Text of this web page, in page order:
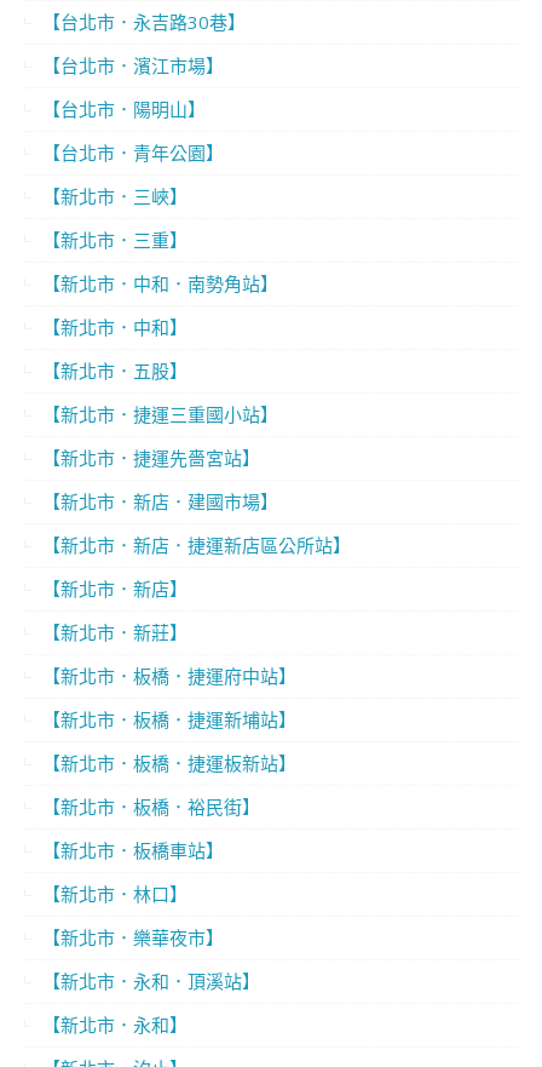
【台北市．永吉路30巷】
【台北市．濱江市場】
【台北市．陽明山】
【台北市．青年公園】
【新北市．三峽】
【新北市．三重】
【新北市．中和．南勢角站】
【新北市．中和】
【新北市．五股】
【新北市．捷運三重國小站】
【新北市．捷運先嗇宮站】
【新北市．新店．建國市場】
【新北市．新店．捷運新店區公所站】
【新北市．新店】
【新北市．新莊】
【新北市．板橋．捷運府中站】
【新北市．板橋．捷運新埔站】
【新北市．板橋．捷運板新站】
【新北市．板橋．裕民街】
【新北市．板橋車站】
【新北市．林口】
【新北市．樂華夜市】
【新北市．永和．頂溪站】
【新北市．永和】